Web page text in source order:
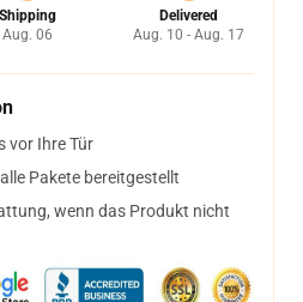
Shipping
Aug. 06
Delivered
Aug. 10 - Aug. 17
vor Ihre Tür
Pakete bereitgestellt
wenn das Produkt nicht